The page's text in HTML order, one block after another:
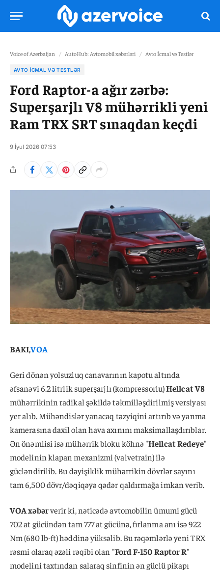
Voice of Azerbaijan / AutoHub: Avtomobil xəbərləri / Avto İcmal və Testlər
AVTO İCMAL VƏ TESTLƏR
Ford Raptor-a ağır zərbə:
Superşarjlı V8 mühərrikli yeni
Ram TRX SRT sınaqdan keçdi
9 İyul 2026 07:53
BAKI,VOA
Geri dönən yolsuzluq canavarının kapotu altında
əfsanəvi 6.2 litrlik superşarjlı (kompressorlu)Hellcat V8
mühərrikinin radikal şəkildə təkmilləşdirilmiş versiyası
yer alıb. Mühəndislər yanacaq təzyiqini artırıb və yanma
kamerasına daxil olan hava axınını maksimallaşdırıblar.
Ən önəmlisi isə mühərrik bloku köhnə "Hellcat Redeye"
modelinin klapan mexanizmi (valvetrain) ilə
gücləndirilib. Bu dəyişiklik mühərrikin dövrlər sayını
tam 6,500 dövr/dəqiqəyə qədər qaldırmağa imkan verib.
VOA xəbərverir ki, nəticədə avtomobilin ümumi gücü
702 at gücündən tam 777 at gücünə, fırlanma anı isə 922
Nm (680 lb-ft) həddinə yüksəlib. Bu rəqəmlərlə yeni TRX
rəsmi olaraq əzəli rəqibi olan "Ford F-150 Raptor R"
modelini taxtından salaraq sinfinin ən güclü pikapı